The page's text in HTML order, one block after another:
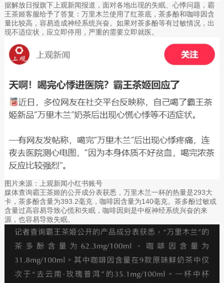
据解放日报旗下上观新闻报道，面对各地出现的失眠、心悸问题，霸
王茶姬客服给予了答复：万里木兰使用了红茶底，茶多酚和咖啡因含
量比较高，容易造成神经系统兴奋。如果对茶多酚等有过敏情况，出
现不适症状，应立即停用，严重的需要立即就医。
图片来源：上观新闻小红书账号
媒体查询霸王茶姬的公开成分表获悉，万里木兰一杯的热量是293大
卡，茶多酚含量为393.2毫克，咖啡因含量为140毫克。茶多酚过敏或
含量过高容易导致心慌和失眠，咖啡因则是中枢神经系统兴奋的来
源，也容易导致失眠。